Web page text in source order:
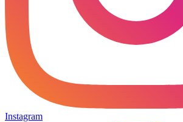
Instagram